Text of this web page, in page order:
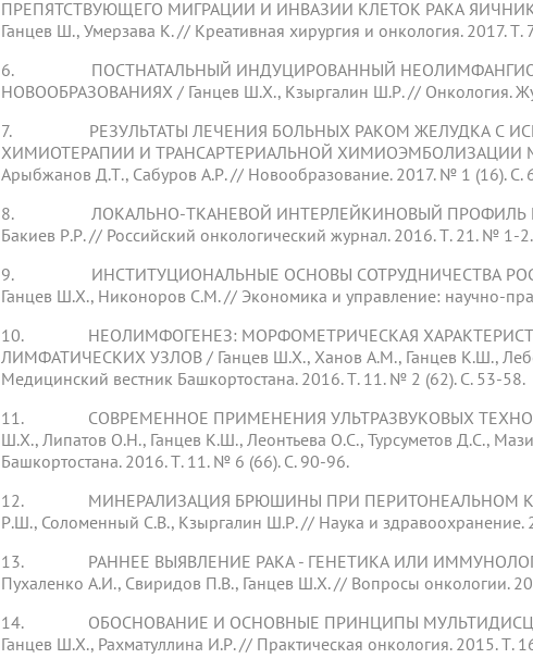
ПРЕПЯТСТВУЮЩЕГО МИГРАЦИИ И ИНВАЗИИ КЛЕТОК РАКА
Ганцев Ш., Умерзава К. // Креативная хирургия и онкология. 2017. Т.
6. ПОСТНАТАЛЬНЫЙ ИНДУЦИРОВАННЫЙ
НОВООБРАЗОВАНИЯХ / Ганцев Ш.Х., Кзыргалин Ш.Р. // Онкология.
7. РЕЗУЛЬТАТЫ ЛЕЧЕНИЯ БОЛЬНЫХ РАКОМ ЖЕЛУДКА С
ХИМИОТЕРАПИИ И ТРАНСАРТЕРИАЛЬНОЙ ХИМИОЭМБОЛИЗАЦИИ
Арыбжанов Д.Т., Сабуров А.Р. // Новообразование. 2017. № 1 (16). С.
8. ЛОКАЛЬНО-ТКАНЕВОЙ ИНТЕРЛЕЙКИНОВЫЙ ПРОФИЛЬ
Бакиев Р.Р. // Российский онкологический журнал. 2016. Т. 21. № 1-
9. ИНСТИТУЦИОНАЛЬНЫЕ ОСНОВЫ СОТРУДНИЧЕСТВА
Ганцев Ш.Х., Никоноров С.М. // Экономика и управление: научно-
10. НЕОЛИМФОГЕНЕЗ: МОРФОМЕТРИЧЕСКАЯ
ЛИМФАТИЧЕСКИХ УЗЛОВ / Ганцев Ш.Х., Ханов А.М., Ганцев К.Ш.,
Медицинский вестник Башкортостана. 2016. Т. 11. № 2 (62). С. 53-58.
11. СОВРЕМЕННОЕ ПРИМЕНЕНИЯ УЛЬТРАЗВУКОВЫХ
Ш.Х., Липатов О.Н., Ганцев К.Ш., Леонтьева О.С., Турсуметов Д.С.,
Башкортостана. 2016. Т. 11. № 6 (66). С. 90-96.
12. МИНЕРАЛИЗАЦИЯ БРЮШИНЫ ПРИ ПЕРИТОНЕАЛЬНОМ
Р.Ш., Соломенный С.В., Кзыргалин Ш.Р. // Наука и здравоохранение.
13. РАННЕЕ ВЫЯВЛЕНИЕ РАКА - ГЕНЕТИКА ИЛИ
Пухаленко А.И., Свиридов П.В., Ганцев Ш.Х. // Вопросы онкологии.
14. ОБОСНОВАНИЕ И ОСНОВНЫЕ ПРИНЦИПЫ
Ганцев Ш.Х., Рахматуллина И.Р. // Практическая онкология. 2015. Т.